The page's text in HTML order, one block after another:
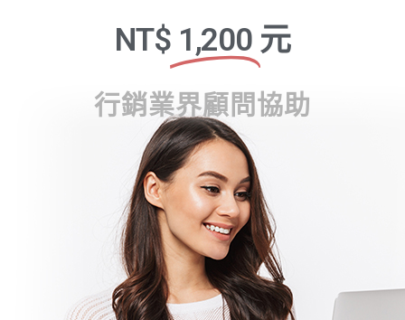
NT$ 1,200 元
行銷業界顧問協助